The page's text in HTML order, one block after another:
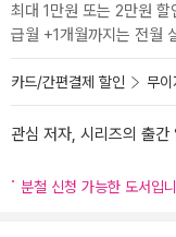
최대 1만원 또는 2만원
급월 +1개월까지는 전월
카드/간편결제 할인 무
관심 저자, 시리즈의 출간
분철 신청 가능한 도서입